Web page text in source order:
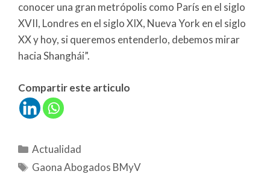
conocer una gran metrópolis como París en el siglo
XVII, Londres en el siglo XIX, Nueva York en el siglo
XX y hoy, si queremos entenderlo, debemos mirar
hacia Shanghái”.
Compartir este articulo
Actualidad
Gaona Abogados BMyV